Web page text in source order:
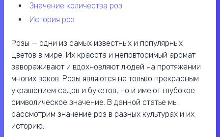
значение количества роз
история роз
Розы — одни из самых известных и популярных
цветов в мире. Их красота и неповторимый аромат
завораживают и вдохновляют людей на протяжении
многих веков. Розы являются не только прекрасным
украшением садов и букетов, но и имеют глубокое
символическое значение. В данной статье мы
рассмотрим значение роз в разных культурах и их
историю.